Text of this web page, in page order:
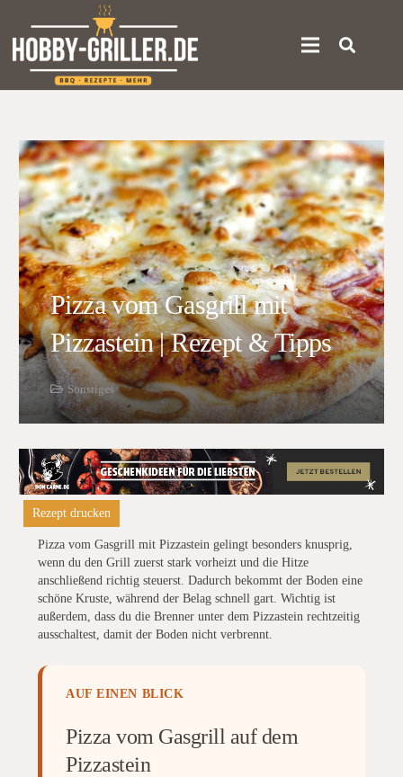
Pizza vom Gasgrill mit
Pizzastein | Rezept & Tipps
Sonstiges
Rezept drucken
Pizza vom Gasgrill mit Pizzastein gelingt besonders knusprig,
wenn du den Grill zuerst stark vorheizt und die Hitze
anschließend richtig steuerst. Dadurch bekommt der Boden eine
schöne Kruste, während der Belag schnell gart. Wichtig ist
außerdem, dass du die Brenner unter dem Pizzastein rechtzeitig
ausschaltest, damit der Boden nicht verbrennt.
AUF EINEN BLICK
Pizza vom Gasgrill auf dem
Pizzastein